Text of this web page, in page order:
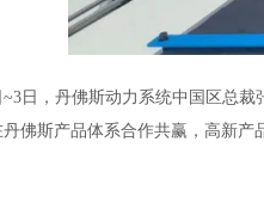
~3日，丹佛斯动力系统中国区总
佛斯产品体系合作共赢，高新产